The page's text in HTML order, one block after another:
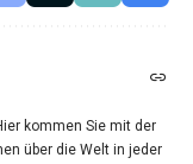
kommen Sie mit der
über die Welt in jeder